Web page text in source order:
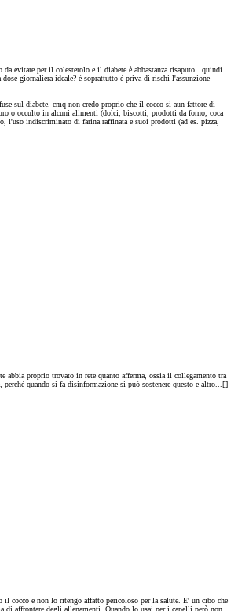
evitare per il colesterolo e il diabete è abbastanza risaputo...quindi
dose giornaliera ideale? è soprattutto è priva di rischi l'assunzione
sul diabete. cmq non credo proprio che il cocco si aun fattore di
o occulto in alcuni alimenti (dolci, biscotti, prodotti da forno, coca
l'uso indiscriminato di farina raffinata e suoi prodotti (ad es. pizza,
abbia proprio trovato in rete quanto afferma, ossia il collegamento tra
perchè quando si fa disinformazione si può sostenere questo e altro...[]
il cocco e non lo ritengo affatto pericoloso per la salute. E' un cibo che
di affrontare degli allenamenti. Quando lo usai per i capelli però non